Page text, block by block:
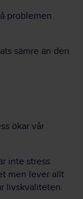
problemen
sämre än den
ökar vår
inte stress
men lever allt
livskvaliteten.